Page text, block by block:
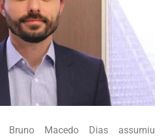
Macedo Dias assumiu